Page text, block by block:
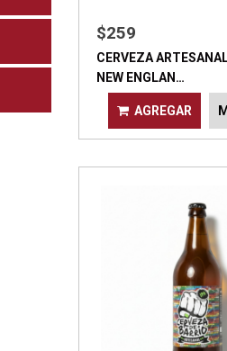
$259
CERVEZA
NEW ENGLAN…
AGREGAR